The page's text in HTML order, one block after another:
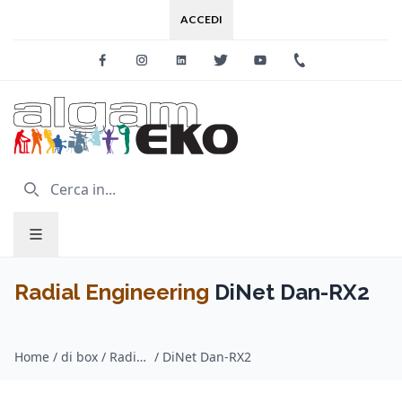
ACCEDI
FacebookInstagramLinkedinTwitter Youtube
Radial Engineering DiNet Dan-RX2
Home / di box / Radial Engineering / DiNet Dan-RX2